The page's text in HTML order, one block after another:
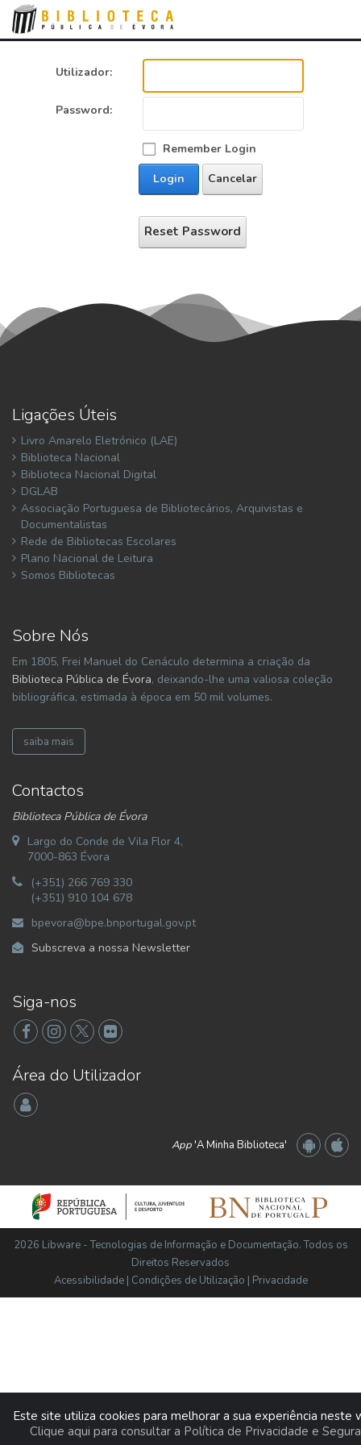
Utilizador:
Password:
Remember Login
Login
Cancelar
Reset Password
Ligações Úteis
Livro Amarelo Eletrónico (LAE)
Biblioteca Nacional
Biblioteca Nacional Digital
DGLAB
Associação Portuguesa de Bibliotecários, Arquivistas e
Documentalistas
Rede de Bibliotecas Escolares
Plano Nacional de Leitura
Somos Bibliotecas
Sobre Nós
Em 1805, Frei Manuel do Cenáculo determina a criação da
Biblioteca Pública de Évora, deixando-lhe uma valiosa coleção
bibliográfica, estimada à época em 50 mil volumes.
saiba mais
Contactos
Biblioteca Pública de Évora
Largo do Conde de Vila Flor 4,
7000-863 Évora
(+351) 266 769 330
(+351) 910 104 678
bpevora@bpe.bnportugal.gov.pt
Subscreva a nossa Newsletter
Siga-nos
Área do Utilizador
App'A Minha Biblioteca'
2026 Libware - Tecnologias de Informação e Documentação. Todos os
Direitos Reservados
Acessibilidade| Condições de Utilização | Privacidade
Este site utiliza cookies para melhorar a sua experiência neste
Clique aqui para consultar a Política de Privacidade e